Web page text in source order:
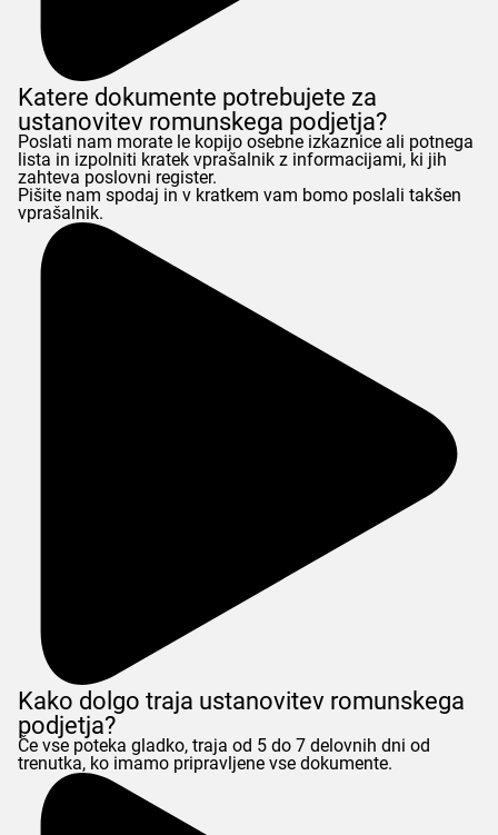
Katere dokumente potrebujete za
ustanovitev romunskega podjetja?
Poslati nam morate le kopijo osebne izkaznice ali potnega
lista in izpolniti kratek vprašalnik z informacijami, ki jih
zahteva poslovni register.
Pišite nam spodaj in v kratkem vam bomo poslali takšen
vprašalnik.
Kako dolgo traja ustanovitev romunskega
podjetja?
Če vse poteka gladko, traja od 5 do 7 delovnih dni od
trenutka, ko imamo pripravljene vse dokumente.